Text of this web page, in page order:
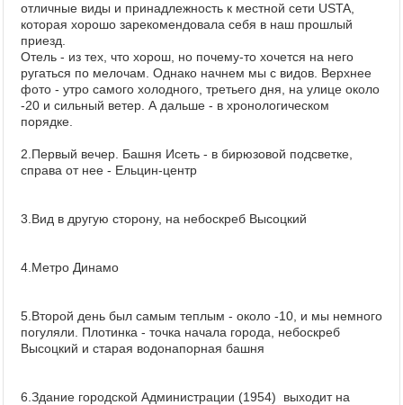
отличные виды и принадлежность к местной сети USTA,
которая хорошо зарекомендовала себя в наш прошлый
приезд.
Отель - из тех, что хорош, но почему-то хочется на него
ругаться по мелочам. Однако начнем мы с видов. Верхнее
фото - утро самого холодного, третьего дня, на улице около
-20 и сильный ветер. А дальше - в хронологическом
порядке.
2.Первый вечер. Башня Исеть - в бирюзовой подсветке,
справа от нее - Ельцин-центр
3.Вид в другую сторону, на небоскреб Высоцкий
4.Метро Динамо
5.Второй день был самым теплым - около -10, и мы немного
погуляли. Плотинка - точка начала города, небоскреб
Высоцкий и старая водонапорная башня
6.Здание городской Администрации (1954) выходит на